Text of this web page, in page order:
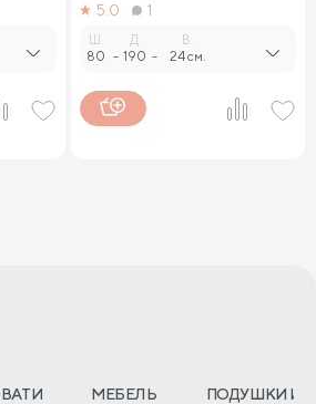
5.0
1
80 -
Д.
190 -
В.
24 см.
МЕБЕЛЬ ПОДУШКИ И